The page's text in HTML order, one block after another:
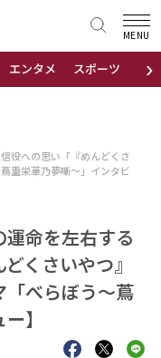
›
エンタメ スポーツ 地域
MENU
役への思い「『めんどくさ
重栄華乃夢噺～」インタビ
命を左右する
くさいやつ』
「べらぼう～蔦
】